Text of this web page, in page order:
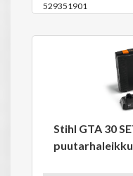
529351901
Stihl GTA 30